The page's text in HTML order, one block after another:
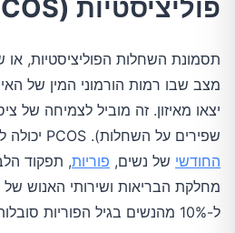
כיצד PCOS מאובחן?
כיצד PCOS מטופלת?
תרופות
פוליציסטיות (PCOS)?
תסמונת השחלות הפוליציסטיות, או
מצב שבו רמות הורמוני המין של
יצאו מאיזון. זה מוביל לצמיחה של
שפירים על השחלות). PCOS יכולה לגרום לבעיות עם
החודשי של נשים, פוריות, תפקוד
ל-10% מהנשים בגיל הפוריות סובלות מ- PCOS.